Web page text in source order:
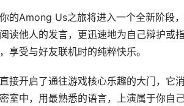
的Among Us之旅将进入一个全新阶段
读他人的发言，更迅速地为自己辩护或
享受与好友联机时的纯粹快乐。
接开启了通往游戏核心乐趣的大门，它
室中，用最熟悉的语言，上演属于你自